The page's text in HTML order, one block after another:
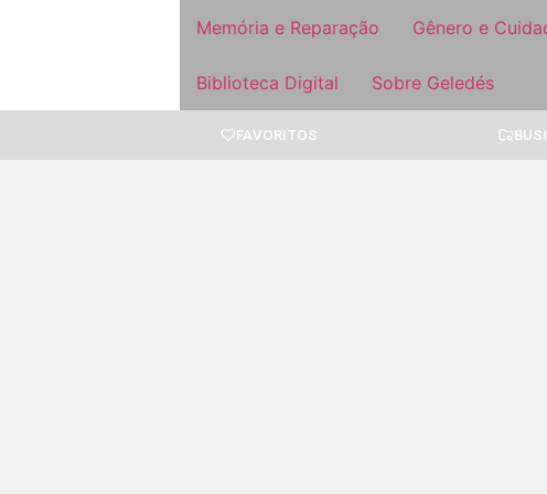
Memória e Reparação Gênero e
Biblioteca Digital Sobre Geledés
FAVORITOS